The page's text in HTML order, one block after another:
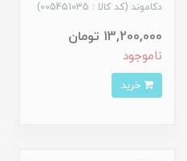
دکاموند (کد کالا : 005451035)
13,200,000 تومان
ناموجود